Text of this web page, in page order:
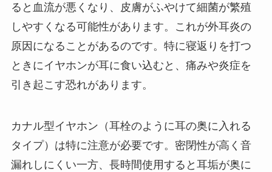
ると血流が悪くなり、皮膚がふやけて細菌が繁殖
しやすくなる可能性があります。これが外耳炎の
原因になることがあるのです。特に寝返りを打つ
ときにイヤホンが耳に食い込むと、痛みや炎症を
引き起こす恐れがあります。
カナル型イヤホン（耳栓のように耳の奥に入れる
タイプ）は特に注意が必要です。密閉性が高く音
漏れしにくい一方、長時間使用すると耳垢が奥に